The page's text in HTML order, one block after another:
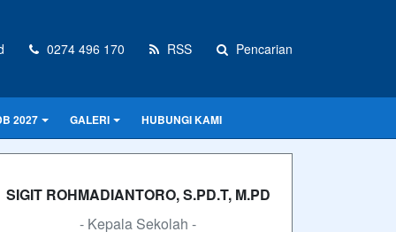
0274 496 170 RSS Pencarian
2027 GALERI HUBUNGI KAMI
SIGIT ROHMADIANTORO, S.PD.T, M.PD
- Kepala Sekolah -